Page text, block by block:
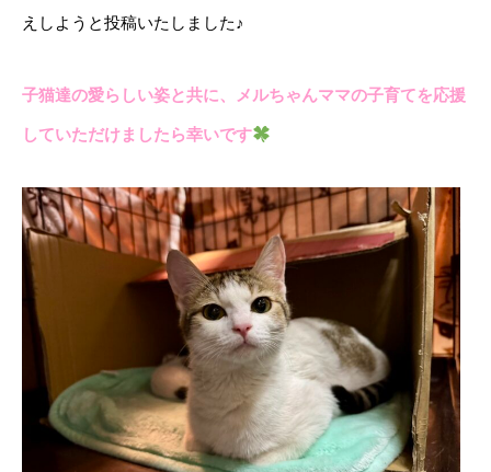
えしようと投稿いたしました♪
子猫達の愛らしい姿と共に、メルちゃんママの子育てを応援
していただけましたら幸いです